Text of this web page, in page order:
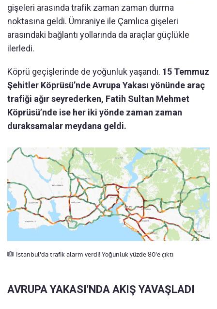
gişeleri arasında trafik zaman zaman durma
noktasına geldi. Ümraniye ile Çamlıca gişeleri
arasındaki bağlantı yollarında da araçlar güçlükle
ilerledi.
Köprü geçişlerinde de yoğunluk yaşandı. 15 Temmuz
Şehitler Köprüsü’nde Avrupa Yakası yönünde araç
trafiği ağır seyrederken, Fatih Sultan Mehmet
Köprüsü’nde ise her iki yönde zaman zaman
duraksamalar meydana geldi.
İstanbul'da trafik alarm verdi! Yoğunluk yüzde 80'e çıktı
AVRUPA YAKASI'NDA AKIŞ YAVAŞLADI